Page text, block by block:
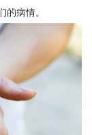
的病情。